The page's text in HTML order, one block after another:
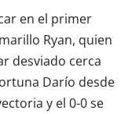
en el primer
Ryan, quien
desviado cerca
Darío desde
y el 0-0 se